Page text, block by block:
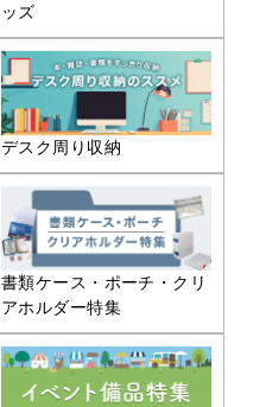
ッズ
デスク周り収納
書類ケース・ポーチ・クリ
アホルダー特集